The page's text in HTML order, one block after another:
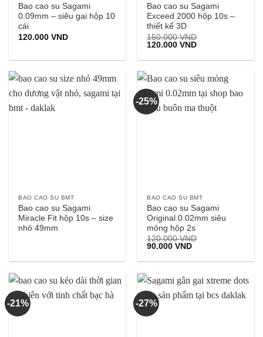
Bao cao su Sagami
0.09mm – siêu gai hộp 10
cái
120.000VND
Bao cao su Sagami
Exceed 2000 hộp 10s –
thiết kế 3D
150.000VND
Giá
là:
120.000VNDGiá
tại
120.000 VND.
BAO CAO SU BMT
Bao cao su Sagami
Miracle Fit hộp 10s – size
nhỏ 49mm
-25%
BAO CAO SU BMT
Bao cao su Sagami
Original 0.02mm siêu
mỏng hộp 2s
120.000VND
Giá
là:
90.000VNDGiá
tại
90.000 VND.
-21% -27%